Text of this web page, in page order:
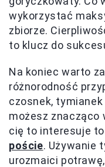
wykorzystać
zbiorze.
to klucz do
Na koniec warto
różnorodność
czosnek, tymianek
możesz znacząco
cię to interesuje
poście. Używanie
urozmaici